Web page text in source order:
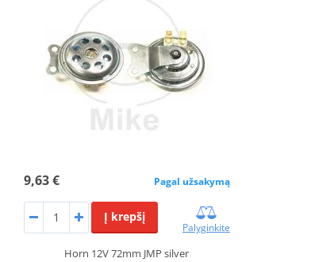
9,63 € Pagal užsakymą
Į krepšį
Palyginkite
Horn 12V 72mm JMP silver